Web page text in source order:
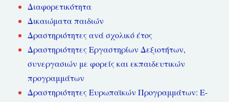
Διαφορετικότητα
Δικαιώματα παιδιών
Δραστηριότητες ανά σχολικό έτος
Δραστηριότητες Εργαστηρίων Δεξιοτήτων,
συνεργασιών με φορείς και εκπαιδευτικών
προγραμμάτων
Δραστηριότητες Ευρωπαϊκών Προγραμμάτων: E-